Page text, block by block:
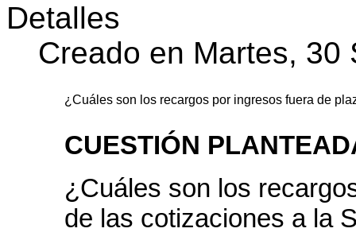
Detalles
Creado en Martes, 30
¿Cuáles son los recargos por ingresos fuera de
CUESTIÓN
¿Cuáles son los
de las cotizaciones a la